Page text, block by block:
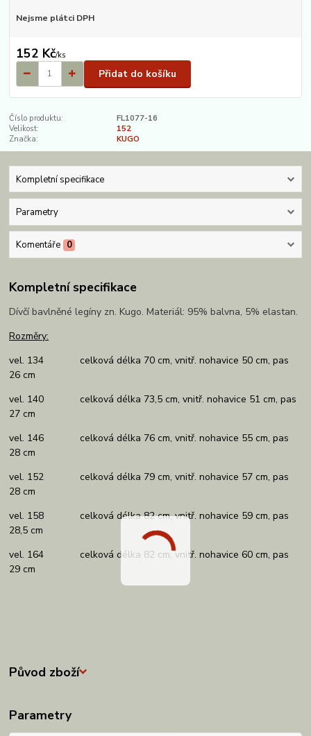
Nejsme plátci DPH
152 Kč/ks
Přidat do košíku
Číslo produktu:
FL1077-16
Velikost:
152
Značka:
KUGO
Kompletní specifikace
Parametry
Komentáře 0
Kompletní specifikace
Dívčí bavlněné legíny zn. Kugo. Materiál: 95% balvna, 5% elastan.
Rozměry:
vel. 134 celková délka 70 cm, vnitř. nohavice 50 cm, pas
26 cm
vel. 140 celková délka 73,5 cm, vnitř. nohavice 51 cm, pas
27 cm
vel. 146 celková délka 76 cm, vnitř. nohavice 55 cm, pas
28 cm
vel. 152 celková délka 79 cm, vnitř. nohavice 57 cm, pas
28 cm
vel. 158 celková délka 82 cm, vnitř. nohavice 59 cm, pas
28,5 cm
vel. 164 celková délka 82 cm, vnitř. nohavice 60 cm, pas
29 cm
Původ zboží
Parametry